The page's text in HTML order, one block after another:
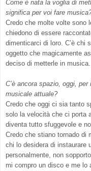
Come è nata la voglia di
significa per voi fare
Credo che molte volte sono
chiedono di essere
dimenticarci di loro. C’è chi
oggetto che magicamente
deciso di metterle in musica.
C’è ancora spazio, oggi,
musicale attuale?
Credo che oggi ci sia tanto
solo la velocità che ci porta
diventa tutto sfuggevole e
Credo che stiano tornado di
chi lo desidera di instaurare
personalmente, non
mi compro un disco e me